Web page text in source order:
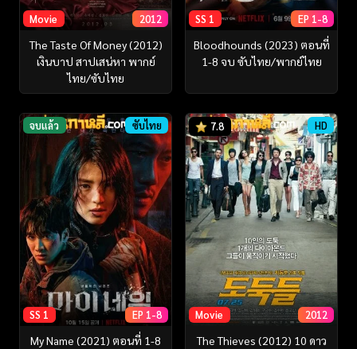
Movie 2012
The Taste Of Money (2012)
เงินบาป สาปเสน่หา พากย์
ไทย/ซับไทย
SS 1 EP 1-8
Bloodhounds (2023) ตอนที่
1-8 จบ ซับไทย/พากย์ไทย
จบแล้ว ซับไทย
SS 1 EP 1-8
My Name (2021) ตอนที่ 1-8
7.8 HD
Movie 2012
The Thieves (2012) 10 ดาว